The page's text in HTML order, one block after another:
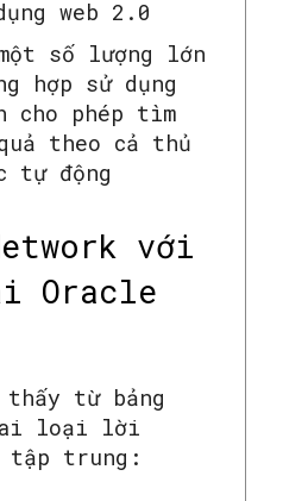
web 2.0
một số lượng lớn
hợp sử dụng
cho phép tìm
theo cả thủ
tự động
với
Oracle
thấy từ bảng
loại lời
tập trung: